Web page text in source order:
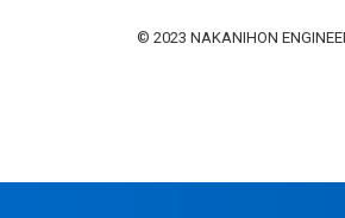
© 2023 NAKANIHON